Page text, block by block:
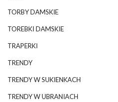
TORBY DAMSKIE
TOREBKI DAMSKIE
TRAPERKI
TRENDY
TRENDY W SUKIENKACH
TRENDY W UBRANIACH